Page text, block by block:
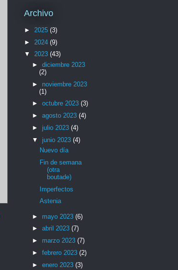
Archivo
► 2025 (3)
► 2024 (9)
▼ 2023 (43)
► diciembre 2023
(2)
► noviembre 2023
(1)
► octubre 2023 (3)
► agosto 2023 (4)
► julio 2023 (4)
▼ junio 2023 (4)
Nuevo día
Fin de semana
(otra
boutade)
Imperfectos
Astenia
► mayo 2023 (6)
► abril 2023 (7)
► marzo 2023 (7)
► febrero 2023 (2)
► enero 2023 (3)